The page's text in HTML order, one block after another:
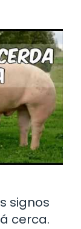
signos
cerca.